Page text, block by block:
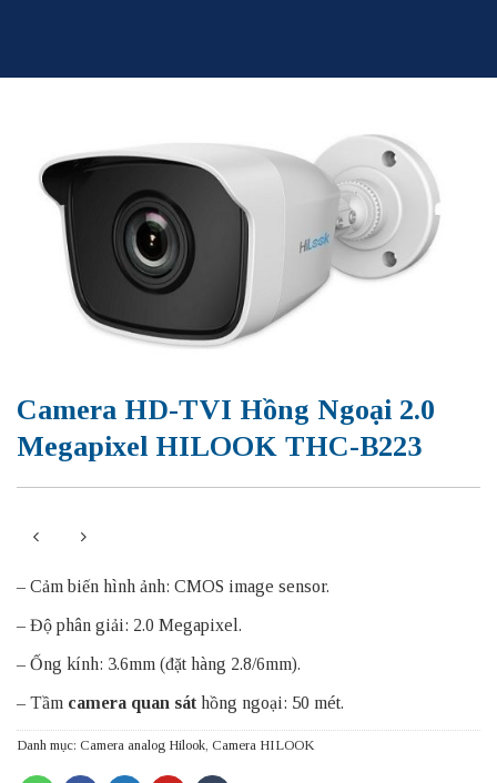
Camera HD-TVI Hồng Ngoại 2.0
Megapixel HILOOK THC-B223
– Cảm biến hình ảnh: CMOS image sensor.
– Độ phân giải: 2.0 Megapixel.
– Ống kính: 3.6mm (đặt hàng 2.8/6mm).
– Tầm camera quan sát hồng ngoại: 50 mét.
Danh mục: Camera analog Hilook, Camera HILOOK